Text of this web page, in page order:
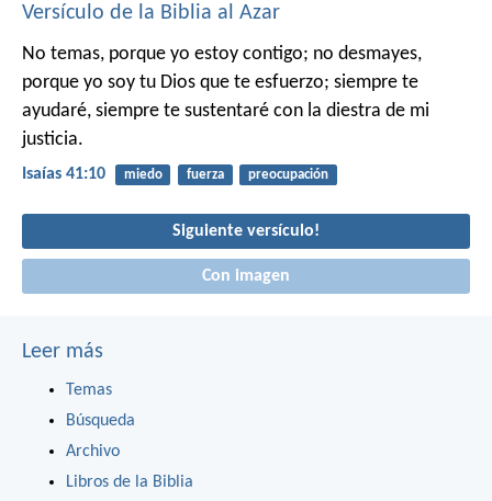
Versículo de la Biblia al Azar
No temas, porque yo estoy contigo; no desmayes,
porque yo soy tu Dios que te esfuerzo; siempre te
ayudaré, siempre te sustentaré con la diestra de mi
justicia.
Isaías 41:10 miedo fuerza preocupación
Siguiente versículo!
Con imagen
Leer más
Temas
Búsqueda
Archivo
Libros de la Biblia